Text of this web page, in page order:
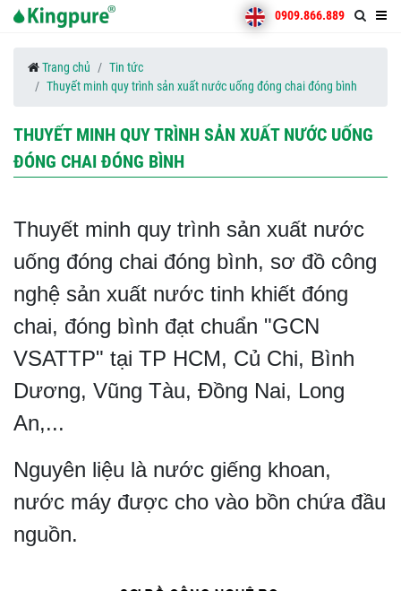
0909.866.889
Trang chủ
Tin tức
Thuyết minh quy trình sản xuất nước uống đóng chai đóng bình
THUYẾT MINH QUY TRÌNH SẢN XUẤT NƯỚC UỐNG
ĐÓNG CHAI ĐÓNG BÌNH
Thuyết minh quy trình sản xuất nước
uống đóng chai đóng bình, sơ đồ công
nghệ sản xuất nước tinh khiết đóng
chai, đóng bình đạt chuẩn "GCN
VSATTP" tại TP HCM, Củ Chi, Bình
Dương, Vũng Tàu, Đồng Nai, Long
An,...
Nguyên liệu là nước giếng khoan,
nước máy được cho vào bồn chứa đầu
nguồn.